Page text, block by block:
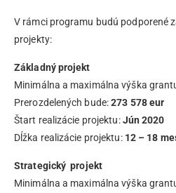
V rámci programu budú podporené
projekty:
Základný projekt
Minimálna a maximálna výška
Prerozdelených bude:273 578 eur
Štart realizácie projektu:Jún 2020
Dĺžka realizácie projektu: 12 – 18
Strategický projekt
Minimálna a maximálna výška